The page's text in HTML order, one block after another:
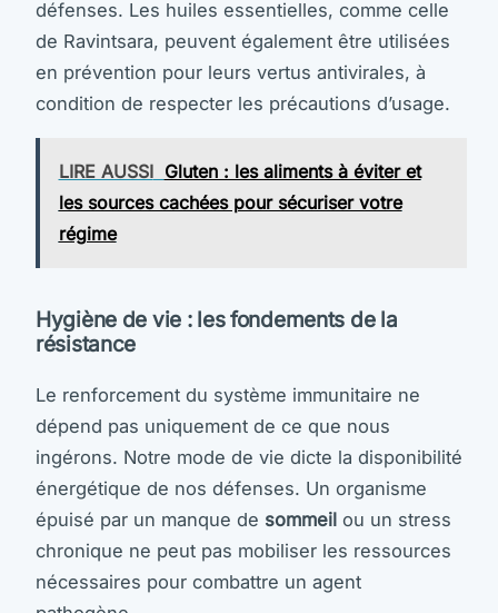
défenses. Les huiles essentielles, comme celle
de Ravintsara, peuvent également être utilisées
en prévention pour leurs vertus antivirales, à
condition de respecter les précautions d’usage.
LIRE AUSSI Gluten : les aliments à éviter et
les sources cachées pour sécuriser votre
régime
Hygiène de vie : les fondements de la
résistance
Le renforcement du système immunitaire ne
dépend pas uniquement de ce que nous
ingérons. Notre mode de vie dicte la disponibilité
énergétique de nos défenses. Un organisme
épuisé par un manque de sommeil ou un stress
chronique ne peut pas mobiliser les ressources
nécessaires pour combattre un agent